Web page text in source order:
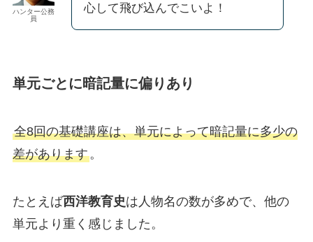
ハンター公務
員
心して飛び込んでこいよ！
単元ごとに暗記量に偏りあり
全8回の基礎講座は、単元によって暗記量に多少の
差があります。
たとえば西洋教育史は人物名の数が多めで、他の
単元より重く感じました。